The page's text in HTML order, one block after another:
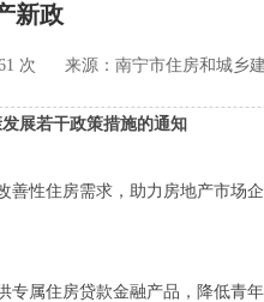
新政
次 来源：南宁市住房和城乡
展若干政策措施的通知
性住房需求，助力房地产市场
属住房贷款金融产品，降低青